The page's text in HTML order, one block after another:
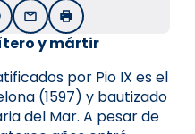
EmailImprimir
y mártir
por Pio IX es el
(1597) y bautizado
del Mar. A pesar de